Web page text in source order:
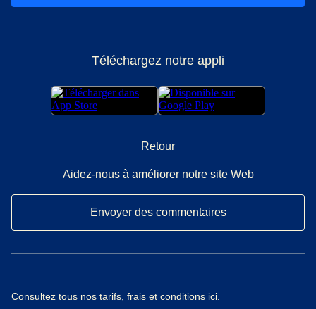
Téléchargez notre appli
Retour
Aidez-nous à améliorer notre site Web
Envoyer des commentaires
Consultez tous nos tarifs, frais et conditions ici